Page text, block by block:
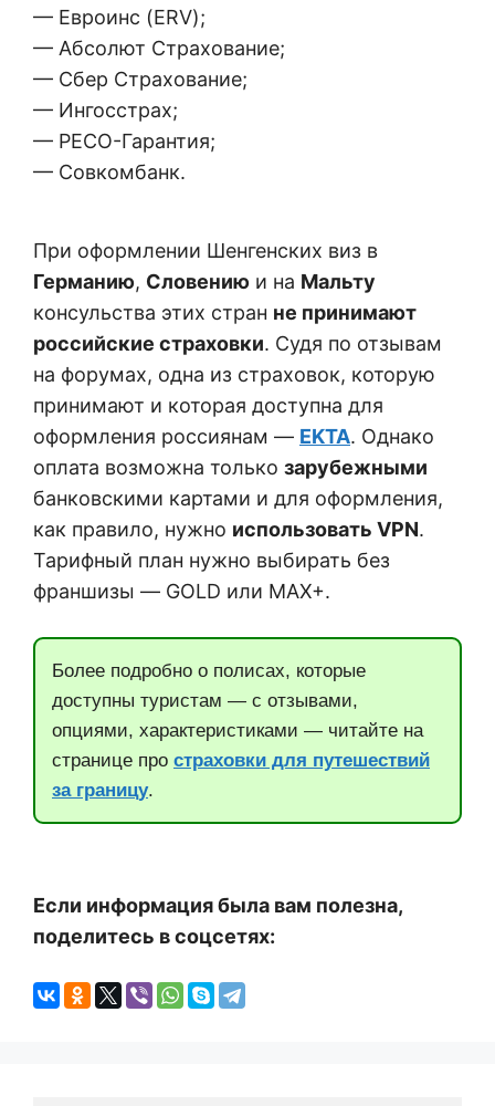
— Евроинс (ERV);
— Абсолют Страхование;
— Сбер Страхование;
— Ингосстрах;
— РЕСО-Гарантия;
— Совкомбанк.
При оформлении Шенгенских виз в
Германию, Словению и на Мальту
консульства этих стран не принимают
российские страховки. Судя по отзывам
на форумах, одна из страховок, которую
принимают и которая доступна для
оформления россиянам — EKTA. Однако
оплата возможна только зарубежными
банковскими картами и для оформления,
как правило, нужно использовать VPN.
Тарифный план нужно выбирать без
франшизы — GOLD или MAX+.
Более подробно о полисах, которые
доступны туристам — с отзывами,
опциями, характеристиками — читайте на
странице про страховки для путешествий
за границу.
Если информация была вам полезна,
поделитесь в соцсетях: